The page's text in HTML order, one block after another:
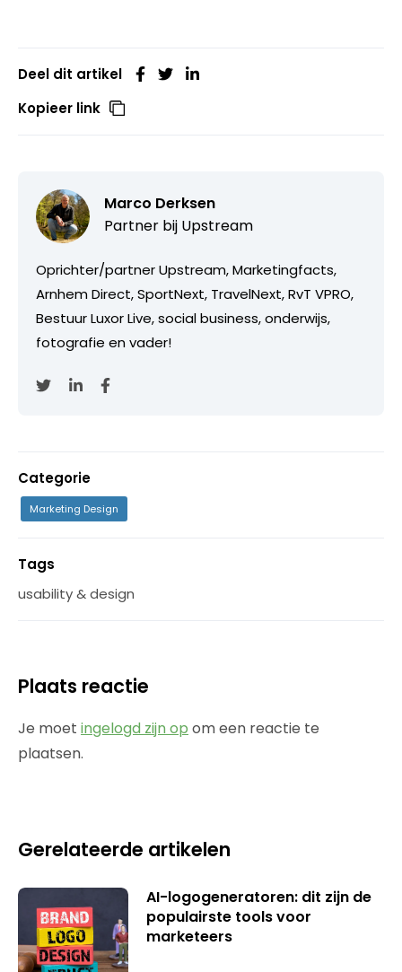
Deel dit artikel
Kopieer link
Marco Derksen
Partner bij Upstream
Oprichter/partner Upstream, Marketingfacts,
Arnhem Direct, SportNext, TravelNext, RvT VPRO,
Bestuur Luxor Live, social business, onderwijs,
fotografie en vader!
Categorie
Marketing Design
Tags
usability & design
Plaats reactie
Je moet ingelogd zijn op om een reactie te
plaatsen.
Gerelateerde artikelen
AI-logogeneratoren: dit zijn de
populairste tools voor
marketeers